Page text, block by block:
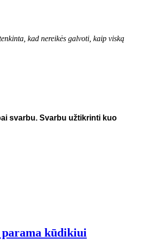
kad nereikės galvoti, kaip viską
svarbu. Svarbu užtikrinti kuo
parama kūdikiui